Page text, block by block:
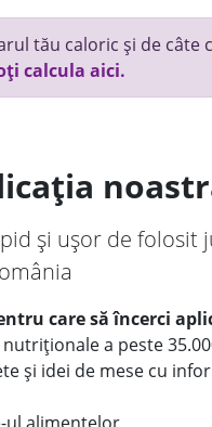
tău caloric și de
calcula aici.
și ușor de
care să încerci
a peste
și idei de mese cu